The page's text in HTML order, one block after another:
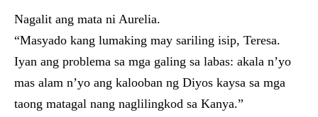
Nagalit ang mata ni Aurelia.
“Masyado kang lumaking may sariling isip, Teresa.
Iyan ang problema sa mga galing sa labas: akala n’yo
mas alam n’yo ang kalooban ng Diyos kaysa sa mga
taong matagal nang naglilingkod sa Kanya.”